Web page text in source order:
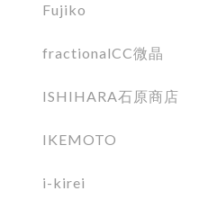
Fujiko
fractionalCC微晶
ISHIHARA石原商店
IKEMOTO
i-kirei